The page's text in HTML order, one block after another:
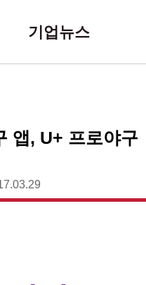
기업뉴스
앱, U+ 프로야구